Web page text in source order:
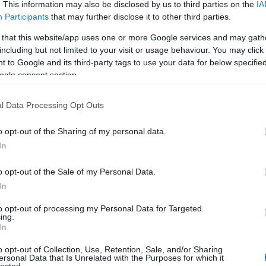
This information may also be disclosed by us to third parties on the
Participants that may further disclose it to other third parties.
that this website/app uses one or more Google services and may
but not limited to your visit or usage behaviour. You may
to Google and its third-party tags to use your data for below
consent section.
Data Processing Opt Outs
opt-out of the Sharing of my personal data.
opt-out of the Sale of my Personal Data.
opt-out of processing my Personal Data for Targeted
opt-out of Collection, Use, Retention, Sale, and/or Sharing
Data that Is Unrelated with the Purposes for which it